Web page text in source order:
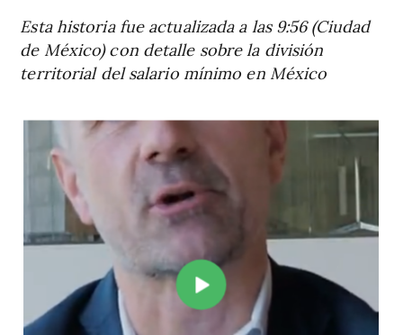
Esta historia fue actualizada a las 9:56 (Ciudad
de México) con detalle sobre la división
territorial del salario mínimo en México